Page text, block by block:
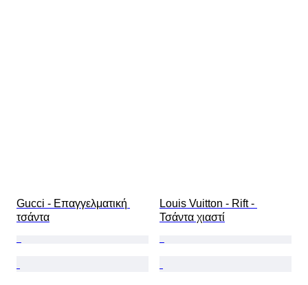
Gucci - Επαγγελματική
τσάντα
Louis Vuitton - Rift -
Τσάντα χιαστί